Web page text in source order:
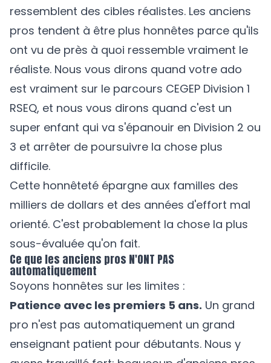
ressemblent des cibles réalistes. Les anciens
pros tendent à être plus honnêtes parce qu'ils
ont vu de près à quoi ressemble vraiment le
réaliste. Nous vous dirons quand votre ado
est vraiment sur le parcours CEGEP Division 1
RSEQ, et nous vous dirons quand c'est un
super enfant qui va s'épanouir en Division 2 ou
3 et arrêter de poursuivre la chose plus
difficile.
Cette honnêteté épargne aux familles des
milliers de dollars et des années d'effort mal
orienté. C'est probablement la chose la plus
sous-évaluée qu'on fait.
Ce que les anciens pros N'ONT PAS
automatiquement
Soyons honnêtes sur les limites :
Patience avec les premiers 5 ans. Un grand
pro n'est pas automatiquement un grand
enseignant patient pour débutants. Nous y